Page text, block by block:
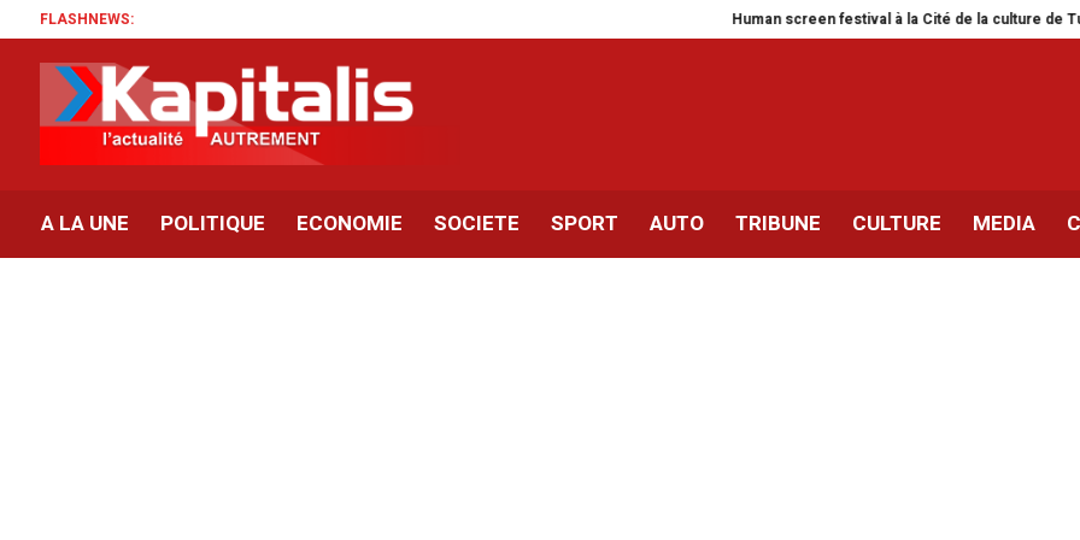
FLASHNEWS: Human screen festival à la Cité de la culture de Tunis
A LA UNE POLITIQUE ECONOMIE SOCIETE SPORT AUTO TRIBUNE CULTURE MEDIA